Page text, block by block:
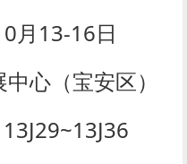
月13-16日
心（宝安区）